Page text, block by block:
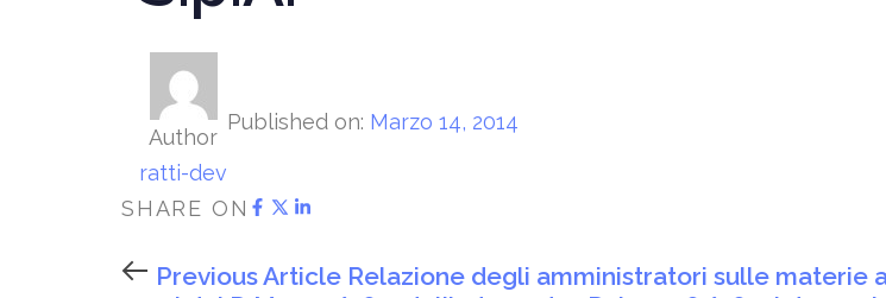
Author
ratti-dev
Published on: Marzo 14, 2014
SHARE ON
Previous Article Relazione degli amministratori sulle materie